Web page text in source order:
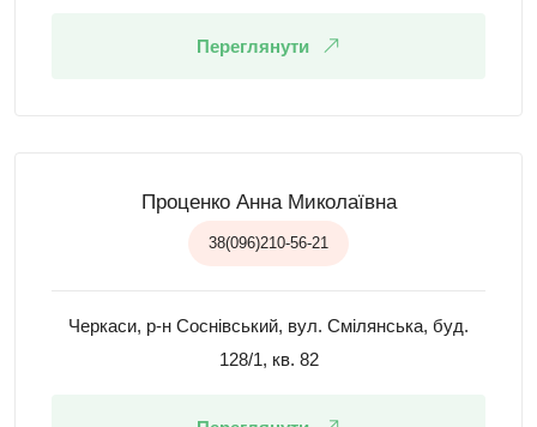
Переглянути
Проценко Анна Миколаївна
38(096)210-56-21
Черкаси, р-н Соснівський, вул. Смілянська, буд.
128/1, кв. 82